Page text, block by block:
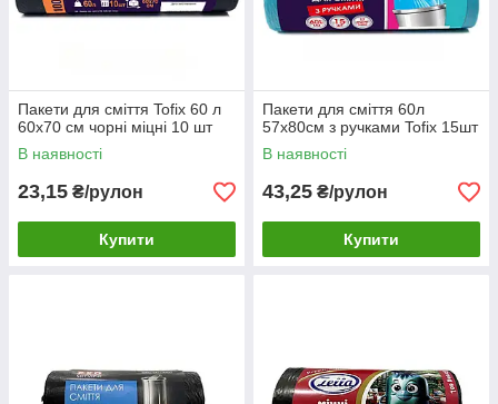
Пакети для сміття Tofix 60 л
60х70 см чорні міцні 10 шт
В наявності
23,15 ₴/рулон
Купити
Пакети для сміття 60л
57х80см з ручками Tofix 15шт
В наявності
43,25 ₴/рулон
Купити